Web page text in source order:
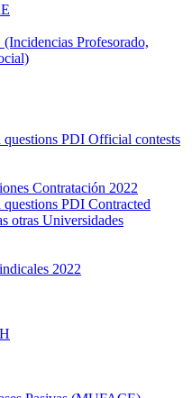
Profesorado,
questions PDI Official contests
Contratación 2022
PDI Contracted
otras Universidades
2022